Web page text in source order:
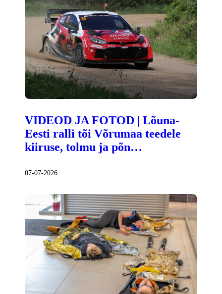
VIDEOD JA FOTOD | Lõuna-
Eesti ralli tõi Võrumaa teedele
kiiruse, tolmu ja põn…
07-07-2026